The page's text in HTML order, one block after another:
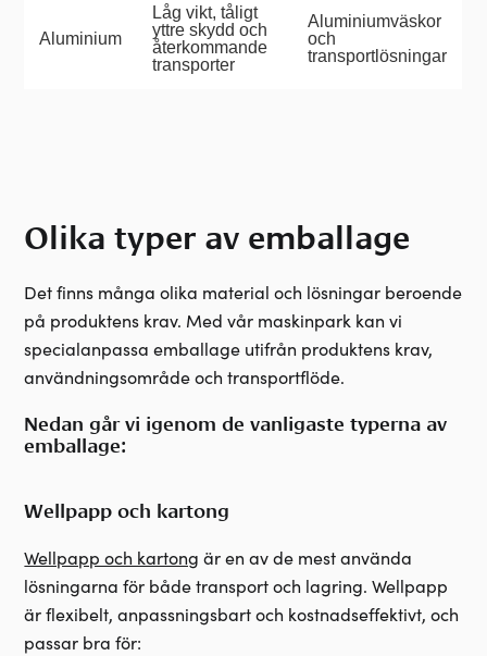
Aluminium
Låg vikt, tåligt
yttre skydd och
återkommande
transporter
Aluminiumväskor
och
transportlösningar
Olika typer av emballage
Det finns många olika material och lösningar beroende
på produktens krav. Med vår maskinpark kan vi
specialanpassa emballage utifrån produktens krav,
användningsområde och transportflöde.
Nedan går vi igenom de vanligaste typerna av
emballage:
Wellpapp och kartong
Wellpapp och kartong är en av de mest använda
lösningarna för både transport och lagring. Wellpapp
är flexibelt, anpassningsbart och kostnadseffektivt, och
passar bra för: